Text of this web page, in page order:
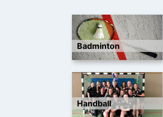
Badminton
Handball